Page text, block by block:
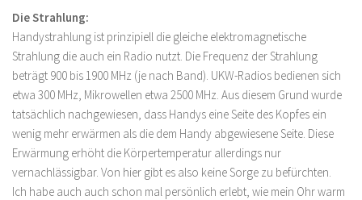
Die Strahlung:
Handystrahlung ist prinzipiell die gleiche elektromagnetische
Strahlung die auch ein Radio nutzt. Die Frequenz der Strahlung
beträgt 900 bis 1900 MHz (je nach Band). UKW-Radios bedienen sich
etwa 300 MHz, Mikrowellen etwa 2500 MHz. Aus diesem Grund wurde
tatsächlich nachgewiesen, dass Handys eine Seite des Kopfes ein
wenig mehr erwärmen als die dem Handy abgewiesene Seite. Diese
Erwärmung erhöht die Körpertemperatur allerdings nur
vernachlässigbar. Von hier gibt es also keine Sorge zu befürchten.
Ich habe auch auch schon mal persönlich erlebt, wie mein Ohr warm